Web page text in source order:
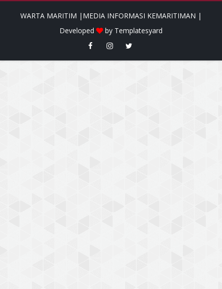
WARTA MARITIM |MEDIA INFORMASI KEMARITIMAN |
Developed
by Templatesyard